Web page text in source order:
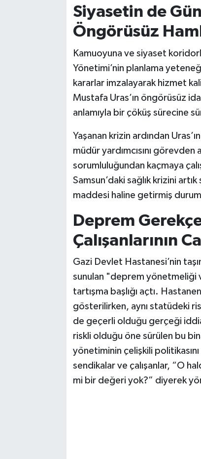
Siyasetin de
Öngörüsüz
Kamuoyuna ve siyaset
Yönetimi’nin planlama
kararlar imzalayarak hizmet
Mustafa Uras’ın öngörüsüz
anlamıyla bir çöküş sürecine
Yaşanan krizin ardından
müdür yardımcısını
sorumluluğundan kaçmaya
Samsun’daki sağlık krizini
maddesi haline getirmiş
Deprem
Çalışanlarının
Gazi Devlet Hastanesi’nin
sunulan "deprem yönetmeliği
tartışma başlığı açtı.
gösterilirken, aynı statüdeki
de geçerli olduğu gerçeği
riskli olduğu öne sürülen bu
yönetiminin çelişkili
sendikalar ve çalışanlar, “O
mi bir değeri yok?” diyerek